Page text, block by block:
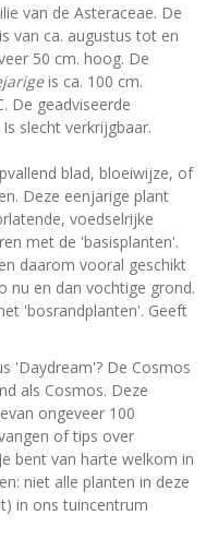
van de Asteraceae. De
van ca. augustus tot en
50 cm. hoog. De
is ca. 100 cm.
De geadviseerde
slecht verkrijgbaar.
blad, bloeiwijze, of
Deze eenjarige plant
voedselrijke
met de 'basisplanten'.
daarom vooral geschikt
nu en dan vochtige grond.
'bosrandplanten'. Geeft
'Daydream'? De Cosmos
als Cosmos. Deze
ongeveer 100
of tips over
bent van harte welkom in
niet alle planten in deze
in ons tuincentrum